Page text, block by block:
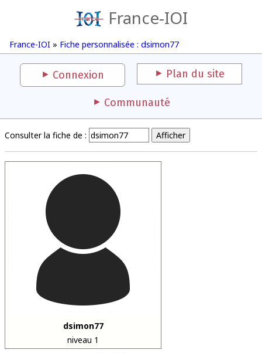
France-IOI
France-IOI » Fiche personnalisée : dsimon77
Connexion Plan du site
Communauté
Consulter la fiche de :
dsimon77
niveau 1